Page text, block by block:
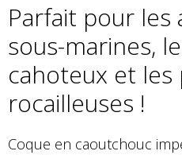
Parfait pour les
sous-marines,
cahoteux et les
rocailleuses !
Coque en caoutchouc